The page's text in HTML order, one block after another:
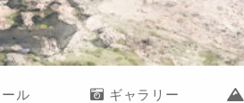
ル ギャラリー